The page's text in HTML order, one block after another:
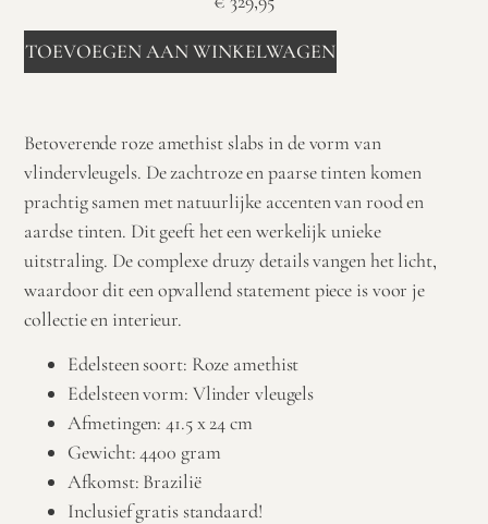
TOEVOEGEN AAN WINKELWAGEN
Betoverende roze amethist slabs in de vorm van
vlindervleugels. De zachtroze en paarse tinten komen
prachtig samen met natuurlijke accenten van rood en
aardse tinten. Dit geeft het een werkelijk unieke
uitstraling. De complexe druzy details vangen het licht,
waardoor dit een opvallend statement piece is voor je
collectie en interieur.
Edelsteen soort: Roze amethist
Edelsteen vorm: Vlinder vleugels
Afmetingen: 41.5 x 24 cm
Gewicht: 4400 gram
Afkomst: Brazilië
Inclusief gratis standaard!